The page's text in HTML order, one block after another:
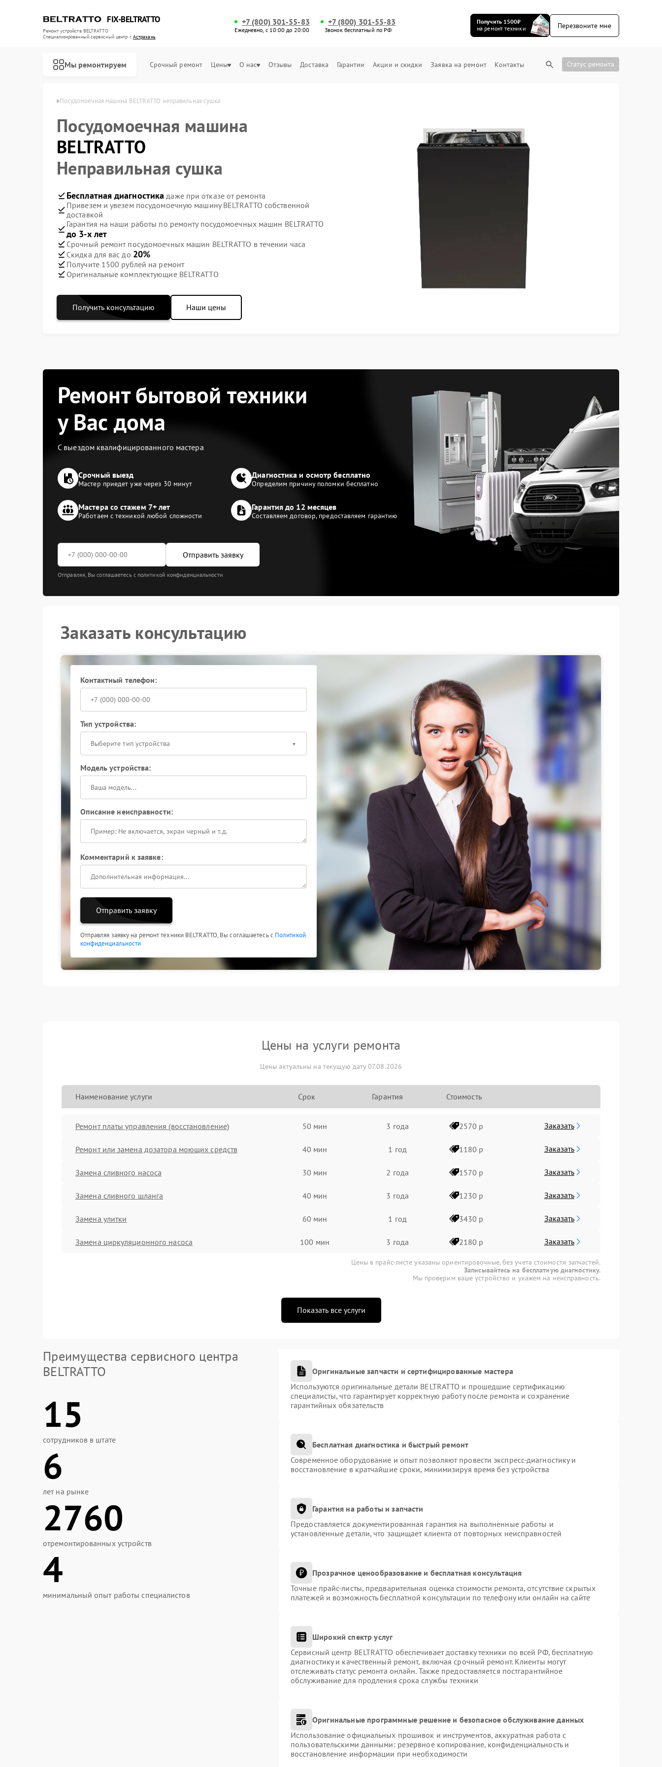
FIX-BELTRATTO
Ремонт устройств BELTRATTO
Специализированный cервисный центр г.Астрахань
+7 (800) 301-55-83
Ежедневно, с 10:00 до 20:00
+7 (800) 301-55-83
Звонок бесплатный по РФ
Получить 1500₽
на ремонт техники
Перезвоните мне
Мы ремонтируем Срочный ремонт Цены О нас Отзывы Доставка Гарантии Акции и скидки Заявка на ремонт Контакты Статус ремонта
Посудомоечная машина BELTRATTO неправильная сушка
Посудомоечная машина
BELTRATTO
Неправильная сушка
Бесплатная диагностика даже при отказе от ремонта
Привезем и увезем посудомоечную машину BELTRATTO собственной
доставкой
Гарантия на наши работы по ремонту посудомоечных машин BELTRATTO
до 3-х лет
Срочный ремонт посудомоечных машин BELTRATTO в течении часа
Скидка для вас до 20%
Получите 1500 рублей на ремонт
Оригинальные комплектующие BELTRATTO
Получить консультацию Наши цены
Ремонт бытовой техники
у Вас дома
С выездом квалифицированного мастера
Срочный выезд
Мастер приедет уже через 30 минут
Диагностика и осмотр бесплатно
Определим причину поломки бесплатно
Мастера со стажем 7+ лет
Работаем с техникой любой сложности
Гарантия до 12 месяцев
Составляем договор, предоставляем гарантию
Отправить заявку
Отправляя, Вы соглашаетесь с политикой конфиденциальности
Заказать консультацию
Контактный телефон:
Тип устройства:
Выберите тип устройства
Модель устройства:
Описание неисправности:
Комментарий к заявке:
Отправить заявку
Отправляя заявку на ремонт техники BELTRATTO, Вы соглашаетесь с Политикой
конфиденциальности
Цены на услуги ремонта
Цены актуальны на текущую дату 07.08.2026
Наименование услуги Срок Гарантия Стоимость
Ремонт платы управления (восстановление) 50 мин 3 года 2570 р Заказать
Ремонт или замена дозатора моющих средств 40 мин 1 год 1180 р Заказать
Замена сливного насоса 30 мин 2 года 1570 р Заказать
Замена сливного шланга 40 мин 3 года 1230 р Заказать
Замена улитки 60 мин 1 год 3430 р Заказать
Замена циркуляционного насоса 100 мин 3 года 2180 р Заказать
Цены в прайс-листе указаны ориентировочные, без учета стоимости запчастей.
Записывайтесь на бесплатную диагностику.
Мы проверим ваше устройство и укажем на неисправность.
Показать все услуги
Преимущества сервисного центра
BELTRATTO
15
сотрудников в штате
6
лет на рынке
2760
отремонтированных устройств
4
минимальный опыт работы специалистов
Оригинальные запчасти и сертифицированные мастера
Используются оригинальные детали BELTRATTO и прошедшие сертификацию
специалисты, что гарантирует корректную работу после ремонта и сохранение
гарантийных обязательств
Бесплатная диагностика и быстрый ремонт
Современное оборудование и опыт позволяют провести экспресс-диагностику и
восстановление в кратчайшие сроки, минимизируя время без устройства
Гарантия на работы и запчасти
Предоставляется документированная гарантия на выполненные работы и
установленные детали, что защищает клиента от повторных неисправностей
Прозрачное ценообразование и бесплатная консультация
Точные прайс-листы, предварительная оценка стоимости ремонта, отсутствие скрытых
платежей и возможность бесплатной консультации по телефону или онлайн на сайте
Широкий спектр услуг
Сервисный центр BELTRATTO обеспечивает доставку техники по всей РФ, бесплатную
диагностику и качественный ремонт, включая срочный ремонт. Клиенты могут
отслеживать статус ремонта онлайн. Также предоставляется постгарантийное
обслуживание для продления срока службы техники
Оригинальные программные решение и безопасное обслуживание данных
Использование официальных прошивок и инструментов, аккуратная работа с
пользовательскими данными: резервное копирование, конфиденциальность и
восстановление информации при необходимости